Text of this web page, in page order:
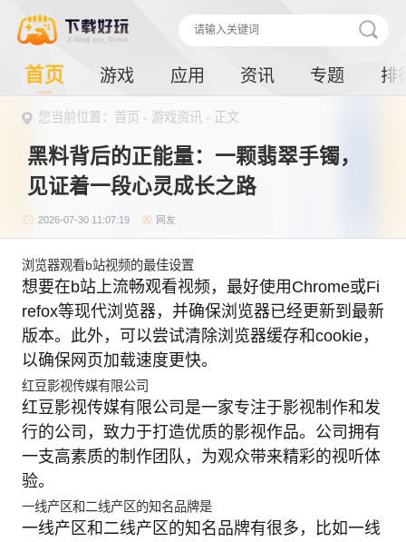
首页 游戏 应用 资讯 专题 排
您当前位置：首页 - 游戏资讯 - 正文
黑料背后的正能量：一颗翡翠手镯，
见证着一段心灵成长之路
2026-07-30 11:07:19 网友
浏览器观看b站视频的最佳设置
想要在b站上流畅观看视频，最好使用Chrome或Fi
refox等现代浏览器，并确保浏览器已经更新到最新
版本。此外，可以尝试清除浏览器缓存和cookie，
以确保网页加载速度更快。
红豆影视传媒有限公司
红豆影视传媒有限公司是一家专注于影视制作和发
行的公司，致力于打造优质的影视作品。公司拥有
一支高素质的制作团队，为观众带来精彩的视听体
验。
一线产区和二线产区的知名品牌是
一线产区和二线产区的知名品牌有很多，比如一线